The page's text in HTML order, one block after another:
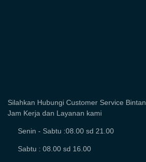
Silahkan Hubungi Customer Service
Jam Kerja dan Layanan kami
Senin - Sabtu :08.00 sd 21.00
Sabtu : 08.00 sd 16.00